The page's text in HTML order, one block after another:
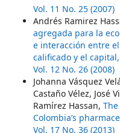
Vol. 11 No. 25 (2007)
Andrés Ramirez
agregada para la
e interacción entre
calificado y el
Vol. 12 No. 26 (2008)
Johanna Vásquez
Castaño Vélez, José
Ramírez Hassan,
Colombia’s
Vol. 17 No. 36 (2013)